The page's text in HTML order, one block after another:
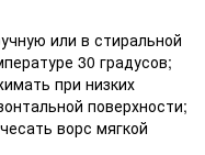
или в стиральной
30 градусов;
при низких
поверхности;
ворс мягкой